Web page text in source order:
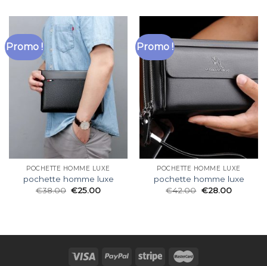
Promo !
POCHETTE HOMME LUXE
pochette homme luxe
€38.00 €25.00
Promo !
POCHETTE HOMME LUXE
pochette homme luxe
€42.00 €28.00